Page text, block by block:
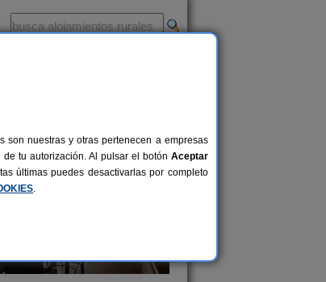
son nuestras y otras pertenecen a empresas
tu autorización. Al pulsar el botón Aceptar
últimas puedes desactivarlas por completo
.